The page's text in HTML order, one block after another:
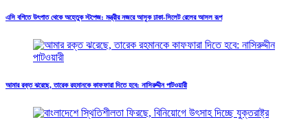
এসি বগিতে উৎপাত থেকে অহেতুক স্টপেজ: মন্ত্রীর নজরে আসুক ঢাকা-সিলেট রেলের আসল রূপ
আমার রক্ত ঝরেছে, তারেক রহমানকে কাফফারা দিতে হবে: নাসিরুদ্দীন পাটওয়ারী